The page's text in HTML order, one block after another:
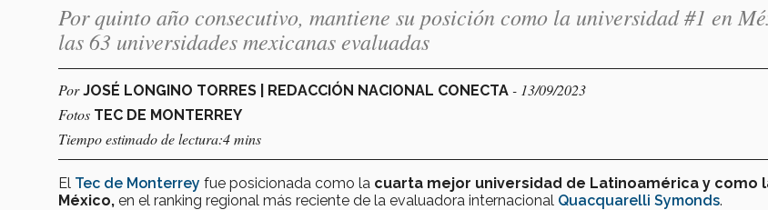
Por quinto año consecutivo, mantiene su posición como la universidad #1 en
las 63 universidades mexicanas evaluadas
PorJOSÉ LONGINO TORRES | REDACCIÓN NACIONAL CONECTA - 13/09/2023
Fotos TEC DE MONTERREY
Tiempo estimado de lectura:4 mins
El Tec de Monterrey fue posicionada como la cuarta mejor universidad de Latinoamérica y como
México, en el ranking regional más reciente de la evaluadora internacional Quacquarelli Symonds.